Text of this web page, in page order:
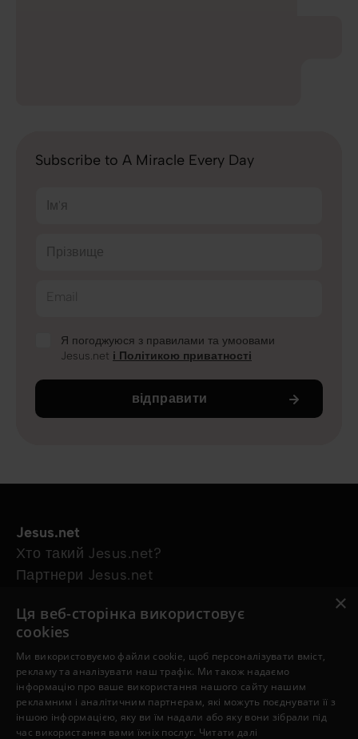
Subscribe to A Miracle Every Day
Ім'я
Прізвище
Email
Я погоджуюся з правилами та умоовами
Jesus.net і Політикою приватності
відправити
Jesus.net
Хто такий Jesus.net?
Партнери Jesus.net
Explore
Статті для читання
Відео
Our projects
Маю питання
Follow us
×
Ця веб-сторінка використовує
cookies
Ми використовуємо файли cookie, щоб персоналізувати вміст,
рекламу та аналізувати наш трафік. Ми також надаємо
інформацію про ваше використання нашого сайту нашим
рекламним і аналітичним партнерам, які можуть поєднувати її з
іншою інформацією, яку ви їм надали або яку вони зібрали під
час використання вами їхніх послуг. Читати далі